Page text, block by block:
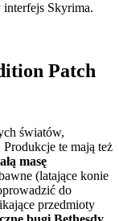
Skyrima.
Patch
światów,
te mają też
masę
(latające konie
do
przedmioty